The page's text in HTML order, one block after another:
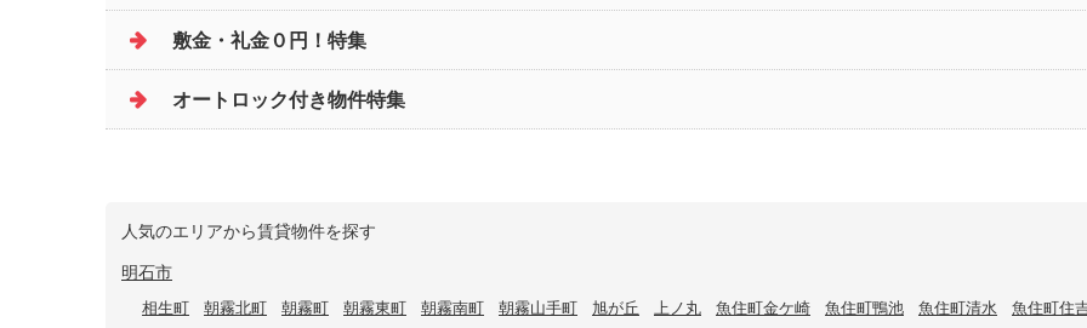
敷金・礼金０円！特集
オートロック付き物件特集
人気のエリアから賃貸物件を探す
明石市
相生町 朝霧北町 朝霧町 朝霧東町 朝霧南町 朝霧山手町 旭が丘 上ノ丸 魚住町金ケ崎 魚住町鴨池 魚住町清水
魚住町住